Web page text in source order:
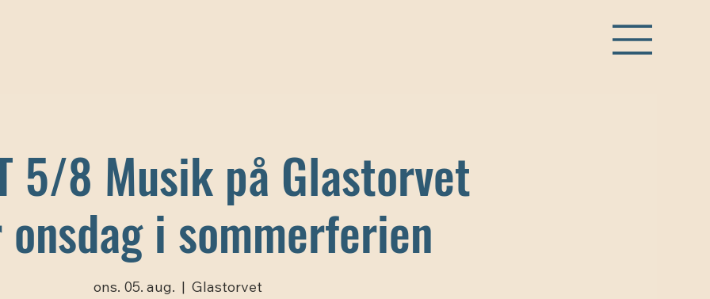
5/8 Musik på Glastorvet
i sommerferien
ons. 05. aug. Glastorvet